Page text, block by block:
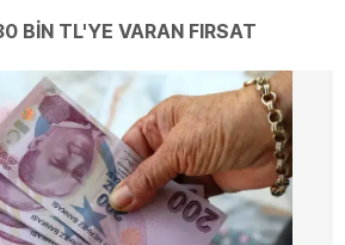
BİN TL'YE VARAN FIRSAT